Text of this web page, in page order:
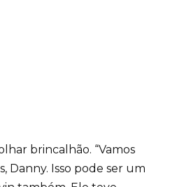
brincalhão. “Vamos
Danny. Isso pode ser um